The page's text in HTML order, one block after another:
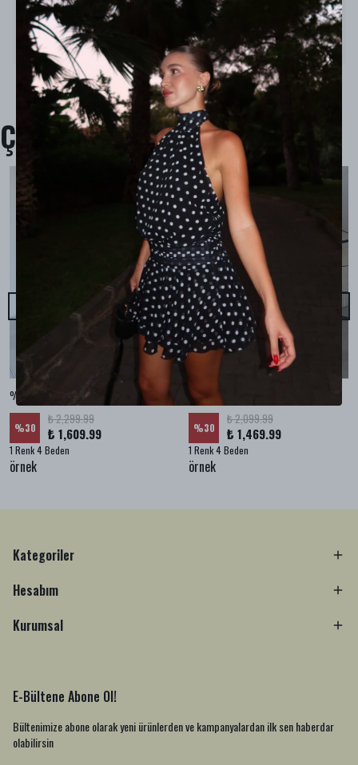
Model Ölçüleri : 167cm/53kg
Modelin Beden : S beden
Ürün İçeriği : %90 Viskon, %10 Elastan
Ürün Boyu :
Çok Satanlar
%30
₺ 2,299.99
₺ 1,609.99
1 Renk 4 Beden
örnek
%100 KETEN SALAŞ GÖMLEK - Bej
%30
₺ 2,099.99
₺ 1,469.99
1 Renk 4 Beden
örnek
Kategoriler
Hesabım
Kurumsal
E-Bültene Abone Ol!
Bültenimize abone olarak yeni ürünlerden ve kampanyalardan ilk sen haberdar
olabilirsin